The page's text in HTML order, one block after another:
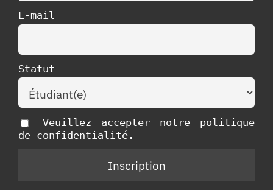
E-mail
Statut
Veuillez accepter notre politique
de confidentialité.